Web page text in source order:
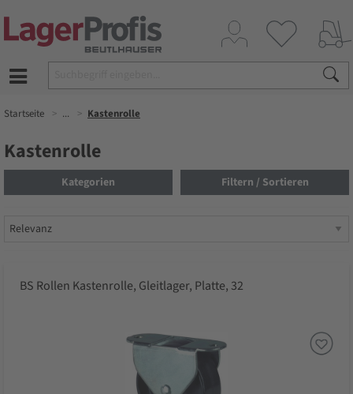
Startseite ... Kastenrolle
Kastenrolle
Kategorien Filtern / Sortieren
BS Rollen Kastenrolle, Gleitlager, Platte, 32